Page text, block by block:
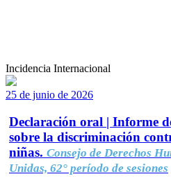
Incidencia Internacional
25 de junio de 2026
Declaración oral | Informe
sobre la discriminación
niñas. Consejo de Derechos
Unidas, 62° período de sesiones